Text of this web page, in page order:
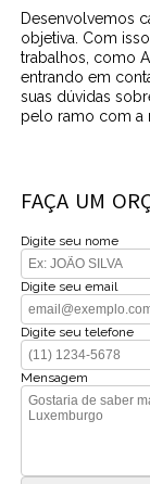
Desenvolvemos
objetiva. Com
trabalhos, como
entrando em
suas dúvidas
pelo ramo com a
FAÇA UM
Digite seu nome
Digite seu email
Digite seu telefone
Mensagem